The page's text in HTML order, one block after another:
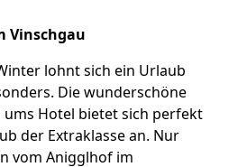
Vinschgau
lohnt sich ein Urlaub
Die wunderschöne
Hotel bietet sich perfekt
der Extraklasse an. Nur
vom Anigglhof im